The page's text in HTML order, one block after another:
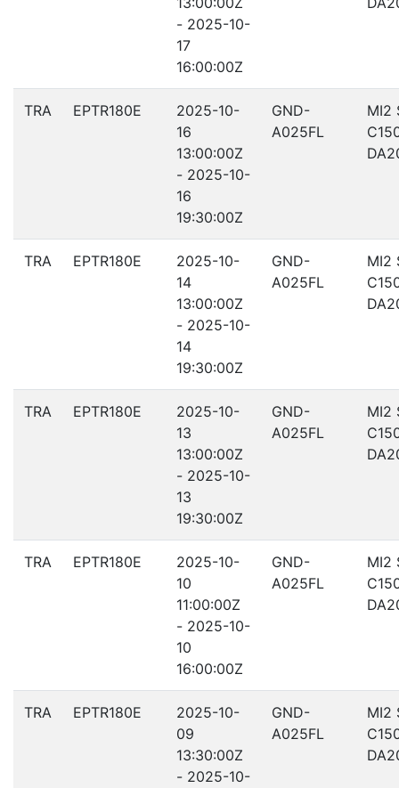
- 2025-10-
17
16:00:00Z
TRA EPTR180E
2025-10-
16
13:00:00Z
- 2025-10-
16
19:30:00Z
GND-
A025FL
MI2
TRA EPTR180E
2025-10-
14
13:00:00Z
- 2025-10-
14
19:30:00Z
GND-
A025FL
MI2
TRA EPTR180E
2025-10-
13
13:00:00Z
- 2025-10-
13
19:30:00Z
GND-
A025FL
MI2
TRA EPTR180E
2025-10-
10
11:00:00Z
- 2025-10-
10
16:00:00Z
GND-
A025FL
MI2
TRA EPTR180E
2025-10-
09
13:30:00Z
- 2025-10-
GND-
A025FL
MI2